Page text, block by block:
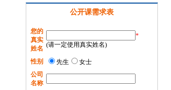
公开课需求表
您的
真实
姓名
*
(请一定使用真实姓名)
性别 先生
女士
公司
名称